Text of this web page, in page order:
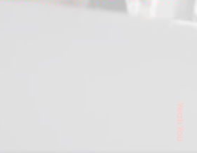
Yeah You